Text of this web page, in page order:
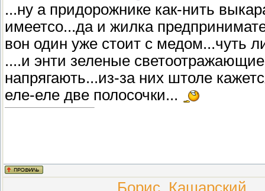
...ну а придорожнике как-нить
имеетсо...да и жилка
вон один уже стоит с медом...чуть
....и энти зеленые
напрягають...из-за них штоле
еле-еле две полосочки...
Борис_Кашарский